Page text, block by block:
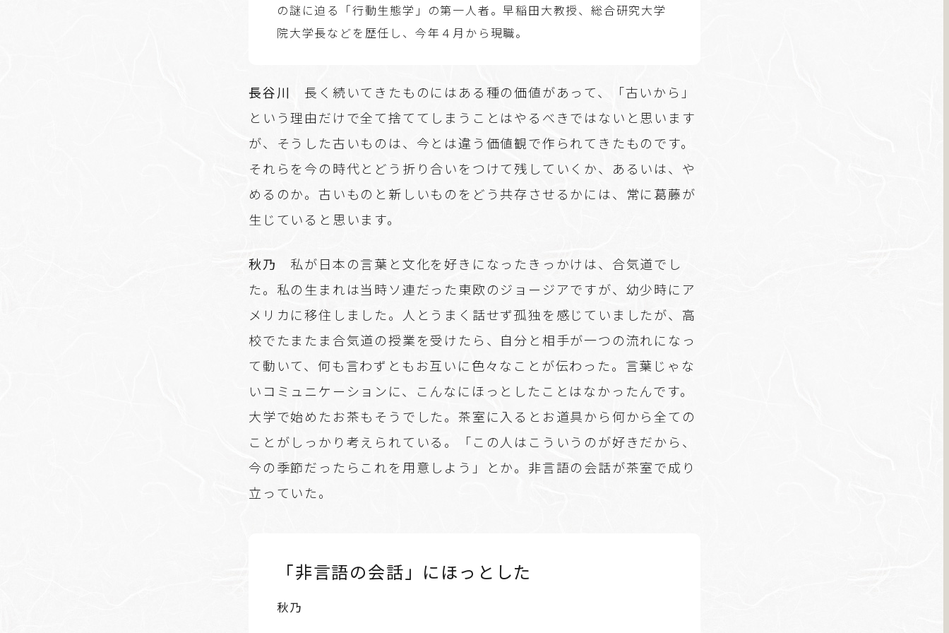
の謎に迫る「行動生態学」の第一人者。早稲田大教授、総合研究大学
院大学長などを歴任し、今年４月から現職。
長谷川
長く続いてきたものにはある種の価値があって、「古いから」
という理由だけで全て捨ててしまうことはやるべきではないと思います
が、そうした古いものは、今とは違う価値観で作られてきたものです。
それらを今の時代とどう折り合いをつけて残していくか、あるいは、や
めるのか。古いものと新しいものをどう共存させるかには、常に葛藤が
生じていると思います。
秋乃 私が日本の言葉と文化を好きになったきっかけは、合気道でし
た。私の生まれは当時ソ連だった東欧のジョージアですが、幼少時にア
メリカに移住しました。人とうまく話せず孤独を感じていましたが、高
校でたまたま合気道の授業を受けたら、自分と相手が一つの流れになっ
て動いて、何も言わずともお互いに色々なことが伝わった。言葉じゃな
いコミュニケーションに、こんなにほっとしたことはなかったんです。
大学で始めたお茶もそうでした。茶室に入るとお道具から何から全ての
ことがしっかり考えられている。「この人はこういうのが好きだから、
今の季節だったらこれを用意しよう」とか。非言語の会話が茶室で成り
立っていた。
「非言語の会話」にほっとした
秋乃